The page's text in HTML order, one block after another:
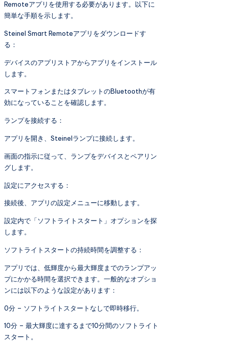
Remoteアプリを使用する必要があります。以下に
簡単な手順を示します。
Steinel Smart Remoteアプリをダウンロードす
る：
デバイスのアプリストアからアプリをインストール
します。
スマートフォンまたはタブレットのBluetoothが有
効になっていることを確認します。
ランプを接続する：
アプリを開き、Steinelランプに接続します。
画面の指示に従って、ランプをデバイスとペアリン
グします。
設定にアクセスする：
接続後、アプリの設定メニューに移動します。
設定内で「ソフトライトスタート」オプションを探
します。
ソフトライトスタートの持続時間を調整する：
アプリでは、低輝度から最大輝度までのランプアッ
プにかかる時間を選択できます。一般的なオプショ
ンには以下のような設定があります：
0分 – ソフトライトスタートなしで即時移行。
10分 – 最大輝度に達するまで10分間のソフトライト
スタート。